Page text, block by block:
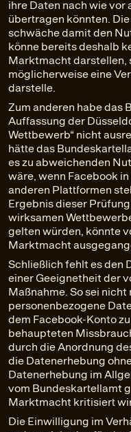
ihre Daten nach wie
übertragen könnten.
schwäche damit den
könne bereits deshalb
Marktmacht darstellen,
möglicherweise eine
darstelle.
Zum anderen habe das
Auffassung der
Wettbewerb“ nicht
hätte das
es zu abweichenden
wäre, wenn Facebook
anderen Plattformen
Ergebnis dieser
wirksamen
gelten würden, könnte
Marktmacht
Schließlich fehlt es den
einer Geeignetheit der
Maßnahme. So sei
personenbezogene
dem Facebook-Konto
behaupteten
durch die Anordnung
die Datenerhebung
Datenerhebung im
vom Bundeskartellamt
Marktmacht kritisiert
Die Einwilligung im